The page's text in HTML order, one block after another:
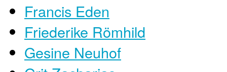
Francis Eden
Friederike Römhild
Gesine Neuhof